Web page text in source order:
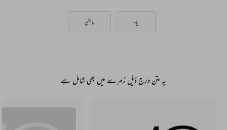
یاد ماضی
یہ متن درج ذیل زمرے میں بھی شامل ہے